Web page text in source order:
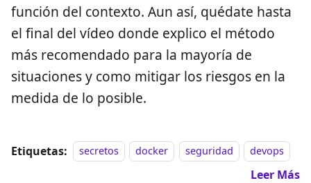
función del contexto. Aun así, quédate hasta
el final del vídeo donde explico el método
más recomendado para la mayoría de
situaciones y como mitigar los riesgos en la
medida de lo posible.
Etiquetas: secretos docker seguridad devops
Leer Más